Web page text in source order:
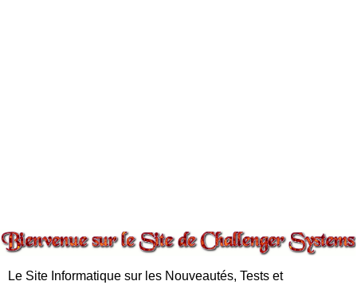
Le Site Informatique sur les Nouveautés, Tests et